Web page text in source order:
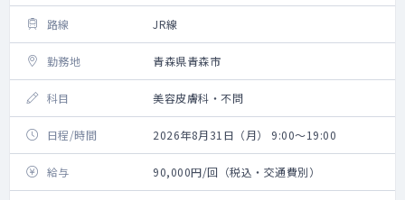
路線 JR線
勤務地 青森県青森市
科目 美容皮膚科・不問
日程/時間 2026年8月31日（月） 9:00～19:00
給与 90,000円/回（税込・交通費別）